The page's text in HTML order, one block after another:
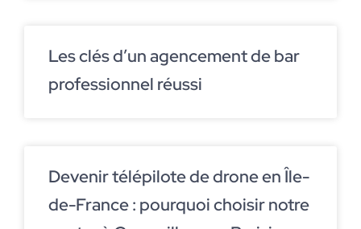
Les clés d’un agencement de bar
professionnel réussi
Devenir télépilote de drone en Île-
de-France : pourquoi choisir notre